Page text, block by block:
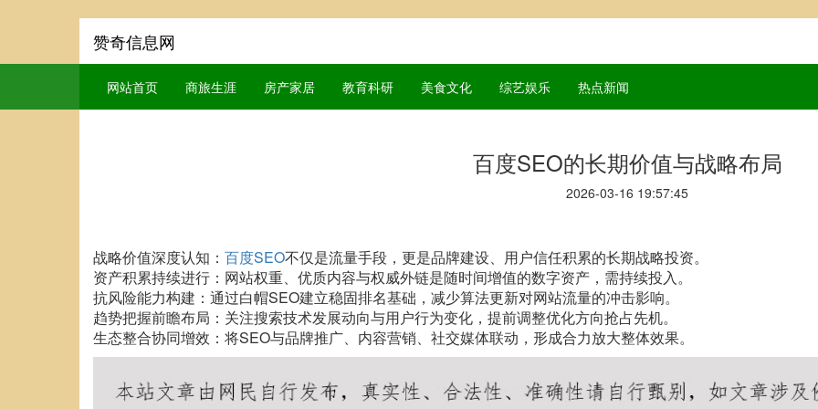
赞奇信息网
网站首页 商旅生涯 房产家居 教育科研 美食文化 综艺娱乐 热点新闻
百度SEO的长期价值与战略布局
2026-03-16 19:57:45
战略价值深度认知： 百度SEO不仅是流量手段，更是品牌建设、用户信任积累的长期战略投资。
资产积累持续进行：网站权重、优质内容与权威外链是随时间增值的数字资产，需持续投入。
抗风险能力构建：通过白帽SEO建立稳固排名基础，减少算法更新对网站流量的冲击影响。
趋势把握前瞻布局：关注搜索技术发展动向与用户行为变化，提前调整优化方向抢占先机。
生态整合协同增效：将SEO与品牌推广、内容营销、社交媒体联动，形成合力放大整体效果。